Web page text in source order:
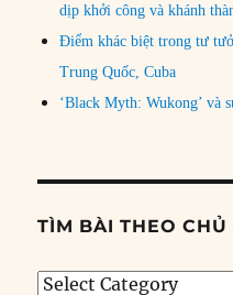
dịp khởi công và khánh
Điểm khác biệt trong tư
Trung Quốc, Cuba
‘Black Myth: Wukong’ và
TÌM BÀI THEO CHỦ
Tìm